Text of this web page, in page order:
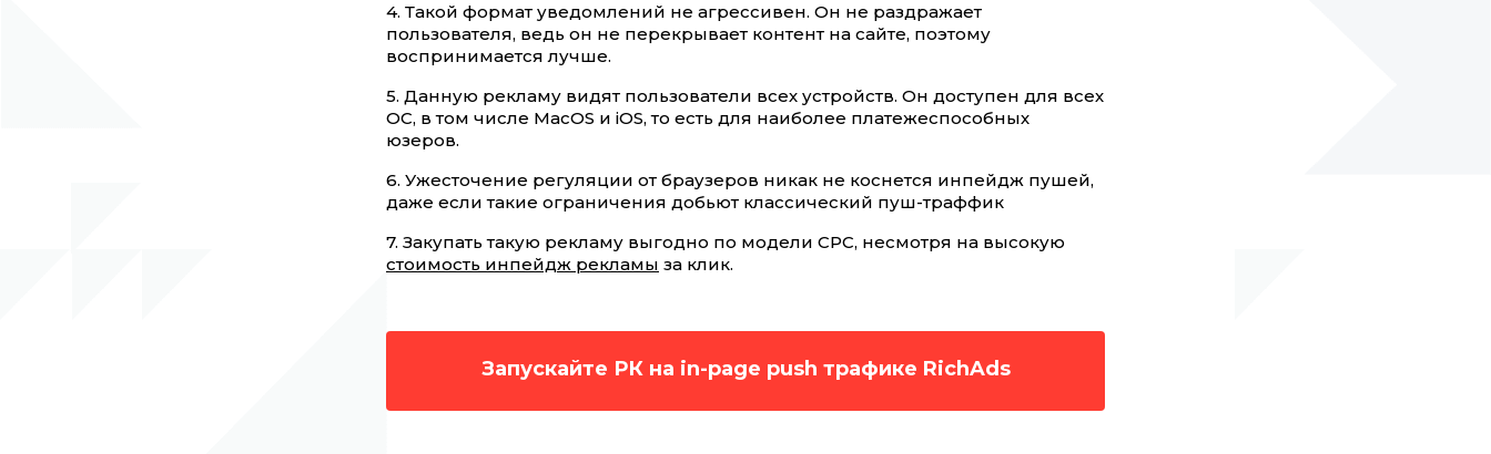
4. Такой формат уведомлений не агрессивен. Он не раздражает
пользователя, ведь он не перекрывает контент на сайте, поэтому
воспринимается лучше.
5. Данную рекламу видят пользователи всех устройств. Он доступен для всех
ОС, в том числе MacOS и iOS, то есть для наиболее платежеспособных
юзеров.
6. Ужесточение регуляции от браузеров никак не коснется инпейдж пушей,
даже если такие ограничения добьют классический пуш-траффик
7. Закупать такую рекламу выгодно по модели CPC, несмотря на высокую
стоимость инпейдж рекламы за клик.
Запускайте РК на in-page push трафике RichAds